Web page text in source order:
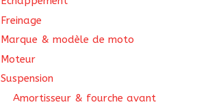
Freinage
Marque & modèle de moto
Moteur
Suspension
Amortisseur & fourche avant